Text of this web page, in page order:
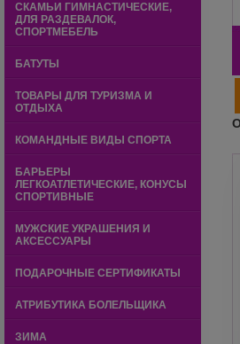
СКАМЬИ ГИМНАСТИЧЕСКИЕ,
ДЛЯ РАЗДЕВАЛОК,
СПОРТМЕБЕЛЬ
БАТУТЫ
ТОВАРЫ ДЛЯ ТУРИЗМА И
ОТДЫХА
КОМАНДНЫЕ ВИДЫ СПОРТА
БАРЬЕРЫ
ЛЕГКОАТЛЕТИЧЕСКИЕ, КОНУСЫ
СПОРТИВНЫЕ
МУЖСКИЕ УКРАШЕНИЯ И
АКСЕССУАРЫ
ПОДАРОЧНЫЕ СЕРТИФИКАТЫ
АТРИБУТИКА БОЛЕЛЬЩИКА
ЗИМА